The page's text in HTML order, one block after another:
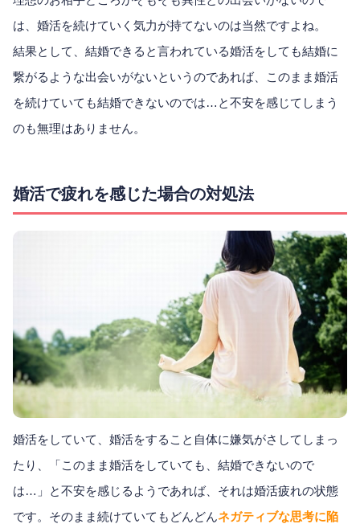
は、婚活を続けていく気力が持てないのは当然ですよね。
結果として、結婚できると言われている婚活をしても結婚に
繋がるような出会いがないというのであれば、このまま婚活
を続けていても結婚できないのでは…と不安を感じてしまう
のも無理はありません。
婚活で疲れを感じた場合の対処法
婚活をしていて、婚活をすること自体に嫌気がさしてしまっ
たり、「このまま婚活をしていても、結婚できないので
は…」と不安を感じるようであれば、それは婚活疲れの状態
です。そのまま続けていてもどんどんネガティブな思考に陥